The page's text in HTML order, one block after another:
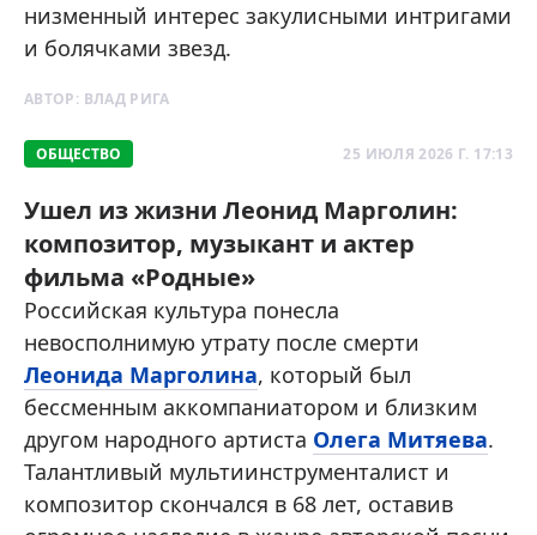
низменный интерес закулисными интригами
и болячками звезд.
АВТОР: ВЛАД РИГА
ОБЩЕСТВО 25 ИЮЛЯ 2026 Г. 17:13
Ушел из жизни Леонид Марголин:
композитор, музыкант и актер
фильма «Родные»
Российская культура понесла
невосполнимую утрату после смерти
Леонида Марголина, который был
бессменным аккомпаниатором и близким
другом народного артиста Олега Митяева.
Талантливый мультиинструменталист и
композитор скончался в 68 лет, оставив